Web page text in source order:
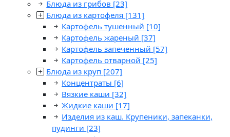
Блюда из грибов [23]
Блюда из картофеля [131]
Картофель тушенный [10]
Картофель жареный [37]
Картофель запеченный [57]
Картофель отварной [25]
Блюда из круп [207]
Концентраты [6]
Вязкие каши [32]
Жидкие каши [17]
Изделия из каш. Крупеники, запеканки,
пудинги [23]